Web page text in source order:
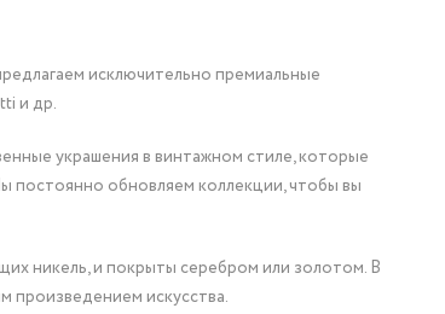
исключительно премиальные
и др.
украшения в винтажном стиле, которые
постоянно обновляем коллекции, чтобы вы
никель, и покрыты серебром или золотом. В
произведением искусства.